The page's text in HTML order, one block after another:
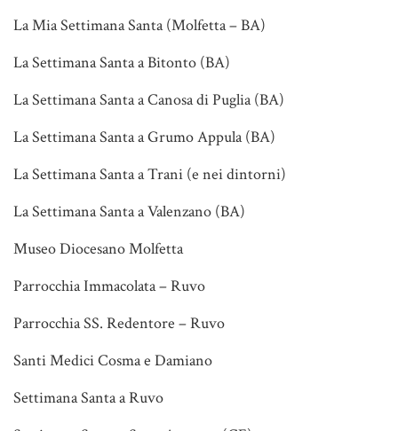
La Mia Settimana Santa (Molfetta – BA)
La Settimana Santa a Bitonto (BA)
La Settimana Santa a Canosa di Puglia (BA)
La Settimana Santa a Grumo Appula (BA)
La Settimana Santa a Trani (e nei dintorni)
La Settimana Santa a Valenzano (BA)
Museo Diocesano Molfetta
Parrocchia Immacolata – Ruvo
Parrocchia SS. Redentore – Ruvo
Santi Medici Cosma e Damiano
Settimana Santa a Ruvo